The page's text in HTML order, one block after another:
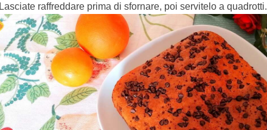
Lasciate raffreddare prima di sfornare, poi servitelo a quadrotti.